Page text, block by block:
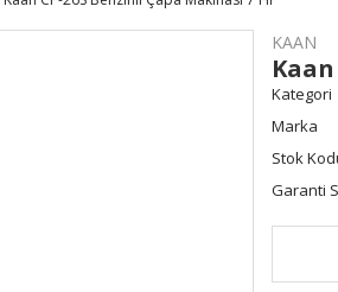
KAAN
Kategori
Marka
Stok
Garanti